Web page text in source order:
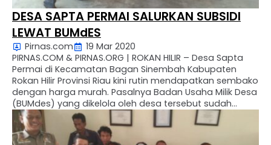
DESA SAPTA PERMAI SALURKAN SUBSIDI
LEWAT BUMdES
Pirnas.com
19 Mar 2020
PIRNAS.COM & PIRNAS.ORG | ROKAN HILIR – Desa Sapta
Permai di Kecamatan Bagan Sinembah Kabupaten
Rokan Hilir Provinsi Riau kini rutin mendapatkan sembako
dengan harga murah. Pasalnya Badan Usaha Milik Desa
(BUMdes) yang dikelola oleh desa tersebut sudah
berjalan menjadi penyalur subsidi pemerintah. Ketua
BUMdes melalui anggotanya, Kamis (12/3/2020)
menyatakan kepada awak media Pirnas, “BUMdes …